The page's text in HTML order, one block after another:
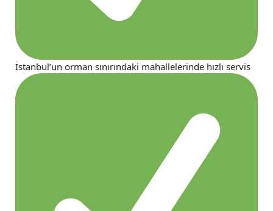
İstanbul’un orman sınırındaki mahallelerinde hızlı servis